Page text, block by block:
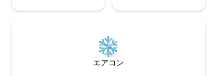
楽しめるピッツェリア「アル・ジャルデ
ヴァポーレ」で良い音楽を聴くことがで
きます。 また、オステリア
「diplomatico」でヴェネツィアの魚料理
を楽しむこともできます。 ヴェネツィア
グーンの主要な島
エアコン